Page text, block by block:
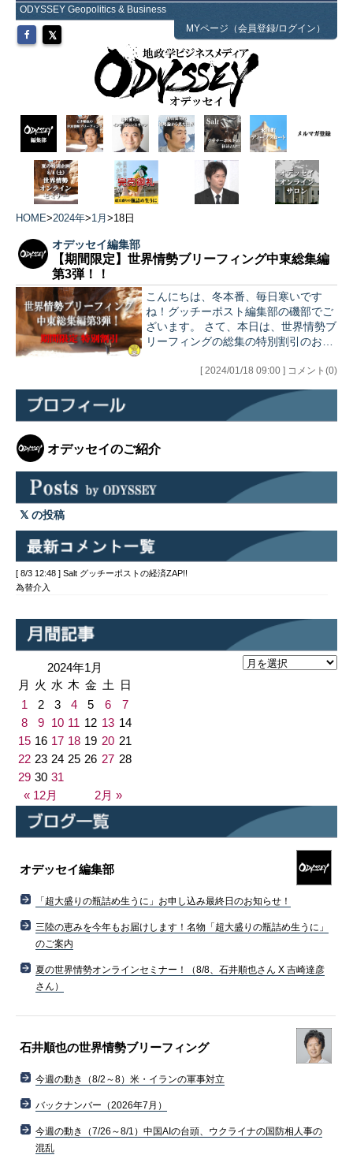
ODYSSEY Geopolitics & Business
MYページ（会員登録/ログイン）
HOME>2024年>1月 >18日
オデッセイ編集部
【期間限定】世界情勢ブリーフィング中東総集編
第3弾！！
こんにちは、冬本番、毎日寒いです
ね！グッチーポスト編集部の磯部でご
ざいます。 さて、本日は、世界情勢ブ
リーフィングの総集の特別割引のお知
弾がリリースされましたが、こちらの
[ 2024/01/18 09:00 ] コメント(0)
オデッセイのご紹介
の投稿
[ 8/3 12:48 ] Salt グッチーポストの経済ZAP!!
為替介入
2024年1月
月 火 水 木 金 土 日
« 12月 2月 »
1 2 3 4 5 6
7
8
9 10 11 12 13 14
15 16 17 18 19 20 21
22 23 24 25 26 27 28
29 30 31
オデッセイ編集部
「超大盛りの瓶詰め生うに」お申し込み最終日のお知らせ！
三陸の恵みを今年もお届けします！名物「超大盛りの瓶詰め生うに」
のご案内
夏の世界情勢オンラインセミナー！（8/8、石井順也さん X 吉崎達彦
さん）
石井順也の世界情勢ブリーフィング
今週の動き（8/2～8）米・イランの軍事対立
バックナンバー（2026年7月）
今週の動き（7/26～8/1）中国AIの台頭、ウクライナの国防相人事の
混乱